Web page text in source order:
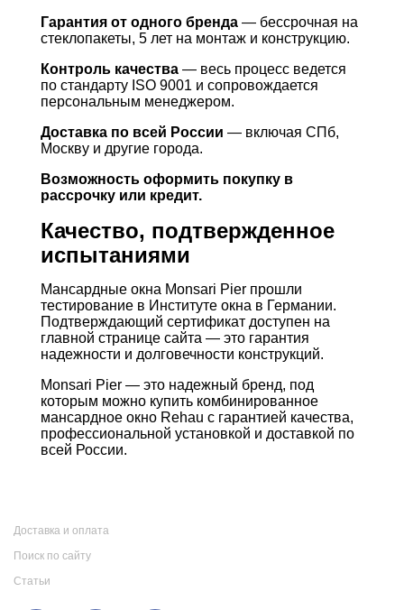
Гарантия от одного бренда — бессрочная на
стеклопакеты, 5 лет на монтаж и конструкцию.
Контроль качества — весь процесс ведется
по стандарту ISO 9001 и сопровождается
персональным менеджером.
Доставка по всей России — включая СПб,
Москву и другие города.
Возможность оформить покупку в
рассрочку или кредит.
Качество, подтвержденное
испытаниями
Мансардные окна Monsari Pier прошли
тестирование в Институте окна в Германии.
Подтверждающий сертификат доступен на
главной странице сайта — это гарантия
надежности и долговечности конструкций.
Monsari Pier — это надежный бренд, под
которым можно купить комбинированное
мансардное окно Rehau с гарантией качества,
профессиональной установкой и доставкой по
всей России.
Доставка и оплата
Поиск по сайту
Статьи